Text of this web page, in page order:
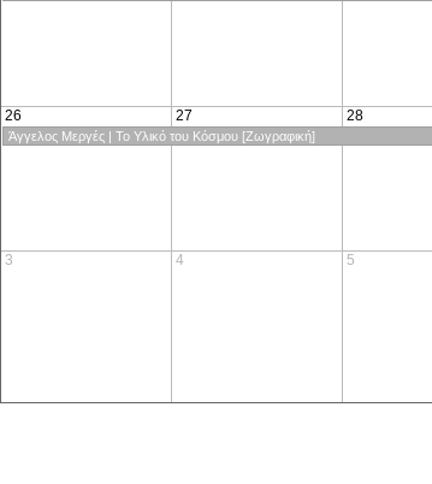
26 27 28
3 4 5
Άγγελος Μεργές | Το Υλικό του Κόσμου [Ζωγραφική]